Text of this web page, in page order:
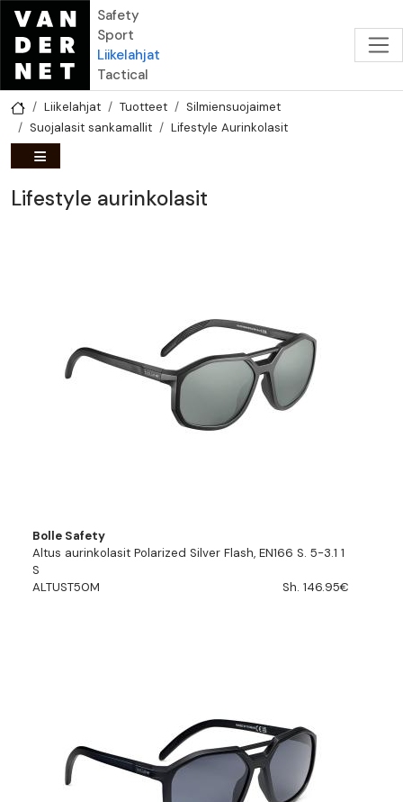
Hyppää pääsisältöön
Safety
Sport
Liikelahjat
Tactical
Liikelahjat Tuotteet
Silmiensuojaimet
Suojalasit sankamallit
Lifestyle Aurinkolasit
Lifestyle aurinkolasit
Bolle Safety
Altus aurinkolasit Polarized Silver Flash, EN166 S. 5-3.1 1
S
ALTUST50M
Sh. 146.95€